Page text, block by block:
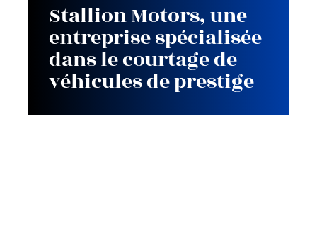
Stallion Motors, une
entreprise spécialisée
dans le courtage de
véhicules de prestige